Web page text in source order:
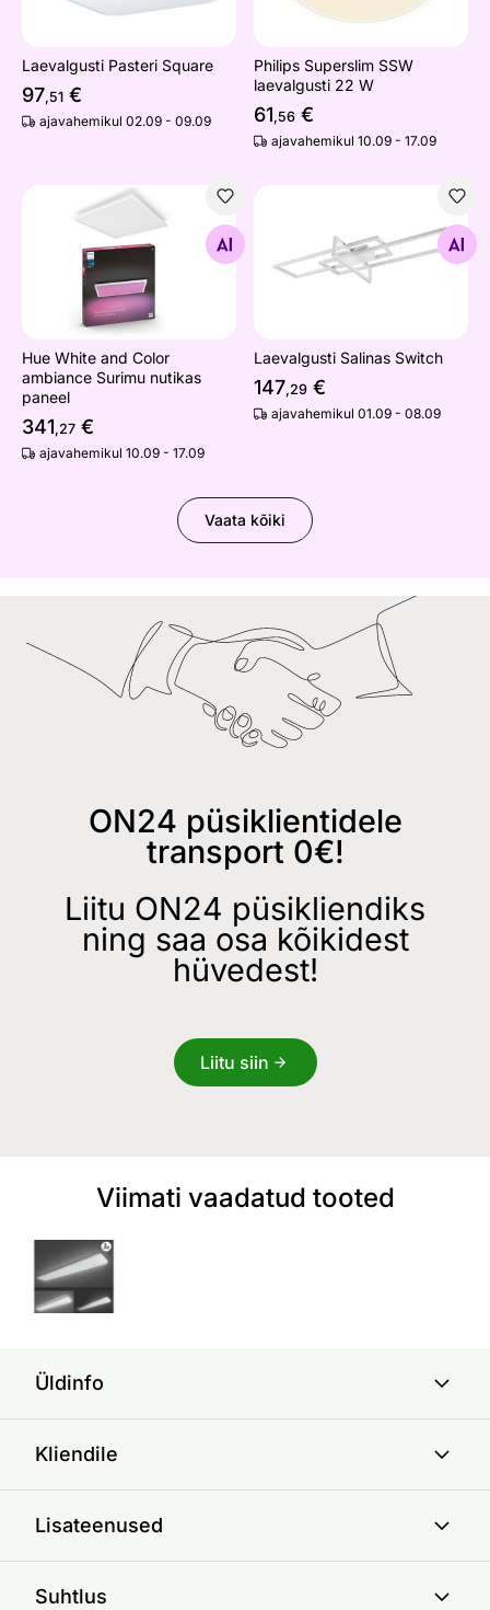
Laevalgusti Pasteri Square
97,51 €
ajavahemikul 02.09 - 09.09
Philips Superslim SSW
laevalgusti 22 W
61,56 €
ajavahemikul 10.09 - 17.09
Hue White and Color ambiance Surimu nutikas paneel
Otsi sarnaseid
Hue White and Color
ambiance Surimu nutikas
paneel
341,27 €
ajavahemikul 10.09 - 17.09
Laevalgusti Salinas Switch
Otsi sarnaseid
Laevalgusti Salinas Switch
147,29 €
ajavahemikul 01.09 - 08.09
Vaata kõiki
ON24 püsiklientidele
transport 0€!
Liitu ON24 püsikliendiks
ning saa osa kõikidest
hüvedest!
Liitu siin
Viimati vaadatud tooted
Üldinfo
Kliendile
Lisateenused
Suhtlus